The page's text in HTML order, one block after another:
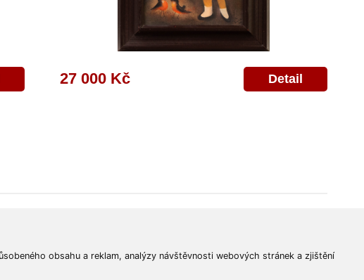
obsahu a reklam, analýzy návštěvnosti webových stránek a zjištění
27 000 Kč Detail